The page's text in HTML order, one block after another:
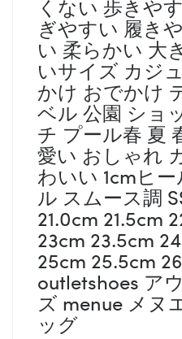
くない 歩きや
ぎやすい 履き
い 柔らかい 大
いサイズ カジ
かけ おでかけ
ベル 公園 ショ
チ プール春 夏
愛い おしゃれ
わいい 1cmヒ
ル スムース調
21.0cm 21.5cm
23cm 23.5cm
25cm 25.5cm
outletshoes ア
ズ menue メヌ
ッグ